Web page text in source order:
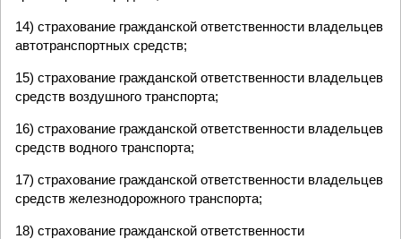
14) страхование гражданской ответственности владельцев
автотранспортных средств;
15) страхование гражданской ответственности владельцев
средств воздушного транспорта;
16) страхование гражданской ответственности владельцев
средств водного транспорта;
17) страхование гражданской ответственности владельцев
средств железнодорожного транспорта;
18) страхование гражданской ответственности